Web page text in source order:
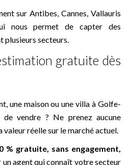
surAntibes,Cannes,Vallauris
nous permet de capter des
plusieurs secteurs.
gratuite dès
une maison ou une villa à Golfe-
de vendre ? Ne prenez aucune
valeur réelle sur le marché actuel.
% gratuite, sans engagement,
un agent qui connaît votre secteur